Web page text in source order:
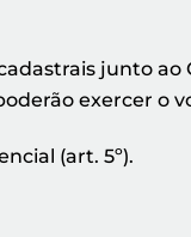
junto ao
exercer o
(art. 5º).